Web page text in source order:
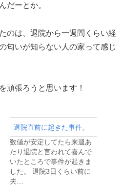
だーとか。
のは、退院から一週間くらい経
匂いが知らない人の家って感じ
頑張ろうと思います！
退院直前に起きた事件。
数値が安定してたら来週あ
たり退院と言われて喜んで
いたところで事件が起きま
した。 退院3日くらい前に
夫…